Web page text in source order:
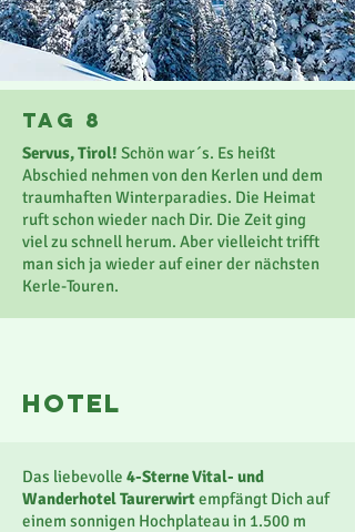
Tag 8
Servus, Tirol! Schön war´s. Es heißt
Abschied nehmen von den Kerlen und dem
traumhaften Winterparadies. Die Heimat
ruft schon wieder nach Dir. Die Zeit ging
viel zu schnell herum. Aber vielleicht trifft
man sich ja wieder auf einer der nächsten
Kerle-Touren.
Hotel
Das liebevolle 4-Sterne Vital- und
Wanderhotel Taurerwirtempfängt Dich auf
einem sonnigen Hochplateau in 1.500 m